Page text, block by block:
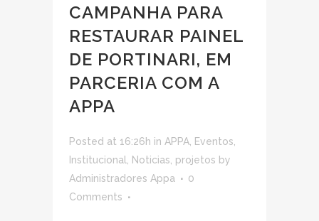
CAMPANHA PARA
RESTAURAR PAINEL
DE PORTINARI, EM
PARCERIA COM A
APPA
Posted at 16:26h in APPA Eventos
Institucional
Noticias projetos by
Administradores Appa
0
Comments